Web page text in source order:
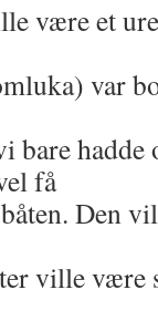
være et
var
bare hadde
få
Den
ville